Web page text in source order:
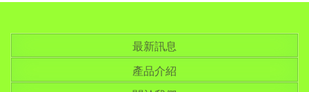
最新訊息
產品介紹